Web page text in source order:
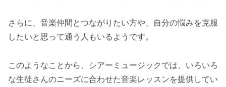
さらに、音楽仲間とつながりたい方や、自分の悩みを克服
したいと思って通う人もいるようです。
このようなことから、シアーミュージックでは、いろいろ
な生徒さんのニーズに合わせた音楽レッスンを提供してい